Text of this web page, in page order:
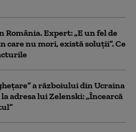
România. Expert: „E un fel de
care nu mori, există soluții”. Ce
a războiului din Ucraina
adresa lui Zelenski: „Încearcă